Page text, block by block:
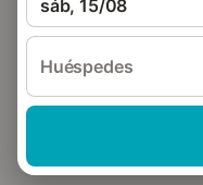
sáb, 15/08
Huéspedes